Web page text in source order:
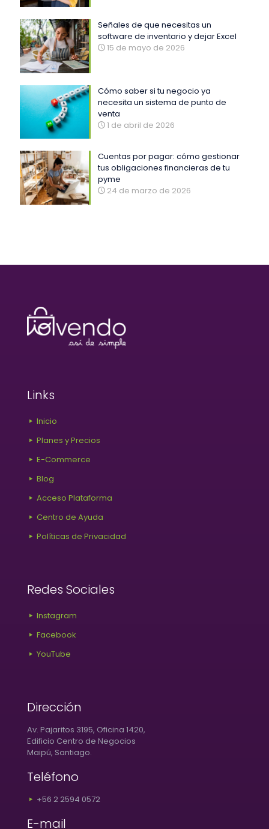
Señales de que necesitas un
software de inventario y dejar Excel
15 de mayo de 2026
Cómo saber si tu negocio ya
necesita un sistema de punto de
venta
1 de abril de 2026
Cuentas por pagar: cómo gestionar
tus obligaciones financieras de tu
pyme
24 de marzo de 2026
Links
Inicio
Planes y Precios
E-Commerce
Blog
Acceso Plataforma
Centro de Ayuda
Políticas de Privacidad
Redes Sociales
Instagram
Facebook
YouTube
Dirección
Av. Pajaritos 3195, Oficina 1420,
Edificio Centro de Negocios
Maipú, Santiago.
Teléfono
+56 2 2594 0572
E-mail